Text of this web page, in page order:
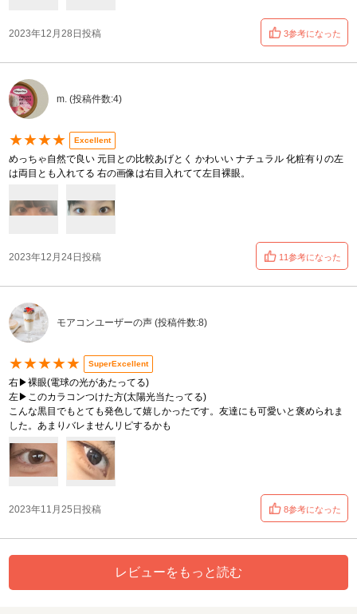
2023年12月28日投稿 3参考になった
m. (投稿件数:4)
★★★★ Excellent
めっちゃ自然で良い 元目との比較あげとく かわいい ナチュラル 化粧有りの左
は両目とも入れてる 右の画像は右目入れてて左目裸眼。
2023年12月24日投稿 11参考になった
モアコンユーザーの声 (投稿件数:8)
★★★★★ SuperExcellent
右▶︎裸眼(電球の光があたってる)
左▶︎このカラコンつけた方(太陽光当たってる)
こんな黒目でもとても発色して嬉しかったです。友達にも可愛いと褒められま
した。あまりバレませんリピするかも
2023年11月25日投稿 8参考になった
レビューをもっと読む